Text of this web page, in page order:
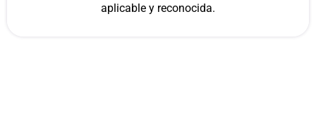
aplicable y reconocida.